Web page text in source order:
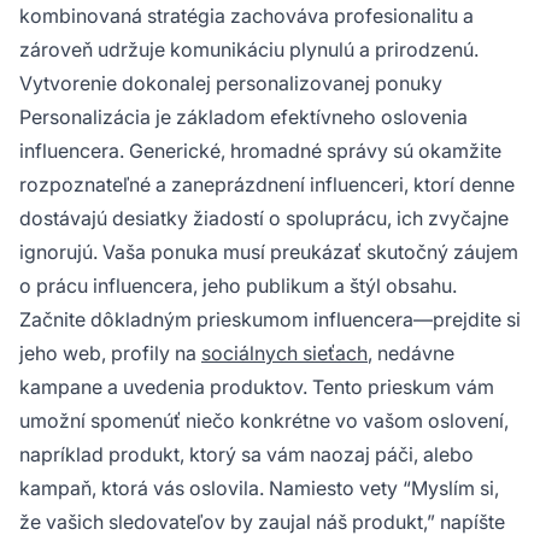
kombinovaná stratégia zachováva profesionalitu a
zároveň udržuje komunikáciu plynulú a prirodzenú.
Vytvorenie dokonalej personalizovanej ponuky
Personalizácia je základom efektívneho oslovenia
influencera. Generické, hromadné správy sú okamžite
rozpoznateľné a zaneprázdnení influenceri, ktorí denne
dostávajú desiatky žiadostí o spoluprácu, ich zvyčajne
ignorujú. Vaša ponuka musí preukázať skutočný záujem
o prácu influencera, jeho publikum a štýl obsahu.
Začnite dôkladným prieskumom influencera—prejdite si
jeho web, profily na sociálnych sieťach, nedávne
kampane a uvedenia produktov. Tento prieskum vám
umožní spomenúť niečo konkrétne vo vašom oslovení,
napríklad produkt, ktorý sa vám naozaj páči, alebo
kampaň, ktorá vás oslovila. Namiesto vety “Myslím si,
že vašich sledovateľov by zaujal náš produkt,” napíšte